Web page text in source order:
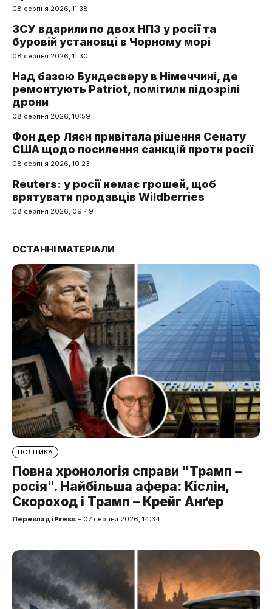
08 серпня 2026, 11:38
ЗСУ вдарили по двох НПЗ у росії та
буровій установці в Чорному морі
08 серпня 2026, 11:30
Над базою Бундесверу в Німеччині, де
ремонтують Patriot, помітили підозрілі
дрони
08 серпня 2026, 10:59
Фон дер Ляєн привітала рішення Сенату
США щодо посилення санкцій проти росії
08 серпня 2026, 10:23
Reuters: у росії немає грошей, щоб
врятувати продавців Wildberries
08 серпня 2026, 09:49
ОСТАННІ МАТЕРІАЛИ
ПОЛІТИКА
Повна хронологія справи "Трамп –
росія". Найбільша афера: Кіслін,
Скороход і Трамп – Крейг Анґер
Переклад iPress – 07 серпня 2026, 14:34